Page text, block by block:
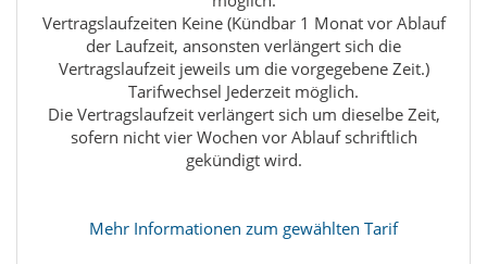
Vertragslaufzeiten Keine (Kündbar 1 Monat vor Ablauf
der Laufzeit, ansonsten verlängert sich die
Vertragslaufzeit jeweils um die vorgegebene Zeit.)
Tarifwechsel Jederzeit möglich.
Die Vertragslaufzeit verlängert sich um dieselbe Zeit,
sofern nicht vier Wochen vor Ablauf schriftlich
gekündigt wird.
Mehr Informationen zum gewählten Tarif